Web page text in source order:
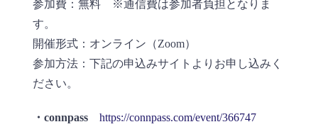
参加費：無料 ※通信費は参加者負担となりま
す。
開催形式：オンライン（Zoom）
参加方法：下記の申込みサイトよりお申し込みく
ださい。
・connpass https://connpass.com/event/366747